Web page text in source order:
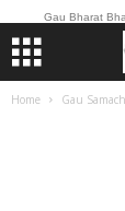
Gau Bharat
Home Gau